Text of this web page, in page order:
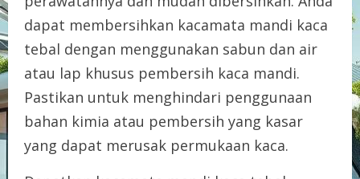
dapat membersihkan kacamata mandi kaca
tebal dengan menggunakan sabun dan air
atau lap khusus pembersih kaca mandi.
Pastikan untuk menghindari penggunaan
bahan kimia atau pembersih yang kasar
yang dapat merusak permukaan kaca.